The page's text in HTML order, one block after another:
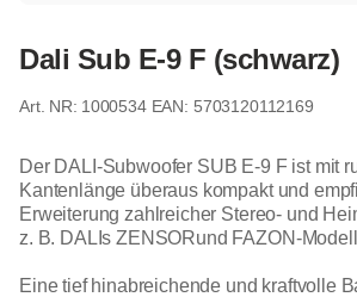
Dali Sub E-9 F (schwarz)
1000534 EAN: 5703120112169
Der DALI-Subwoofer SUB E-9 F ist mit
Kantenlänge überaus kompakt und
Erweiterung zahlreicher Stereo- und
z. B. DALIs ZENSORund FAZON-
Eine tief hinabreichende und kraftvolle